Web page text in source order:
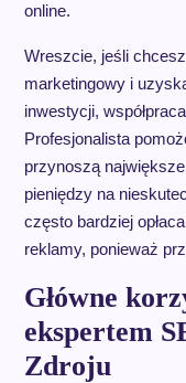
online.
Wreszcie, jeśli
marketingowy i
inwestycji,
Profesjonalista
przynoszą
pieniędzy na
często bardziej
reklamy, ponieważ
Główne
ekspertem
Zdroju